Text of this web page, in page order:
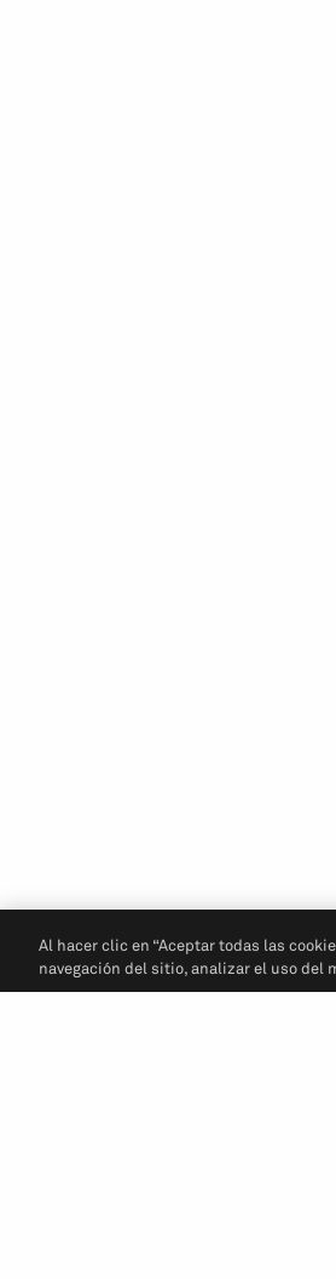
Al hacer clic en “Aceptar todas las
navegación del sitio, analizar el uso del